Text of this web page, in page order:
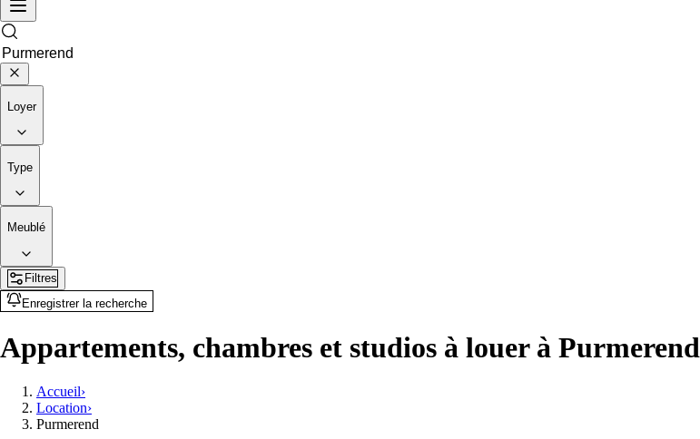
Loyer
Type
Meublé
Filtres
Enregistrer la recherche
Appartements, chambres et studios à louer à Purmerend
Accueil›
Location›
Purmerend